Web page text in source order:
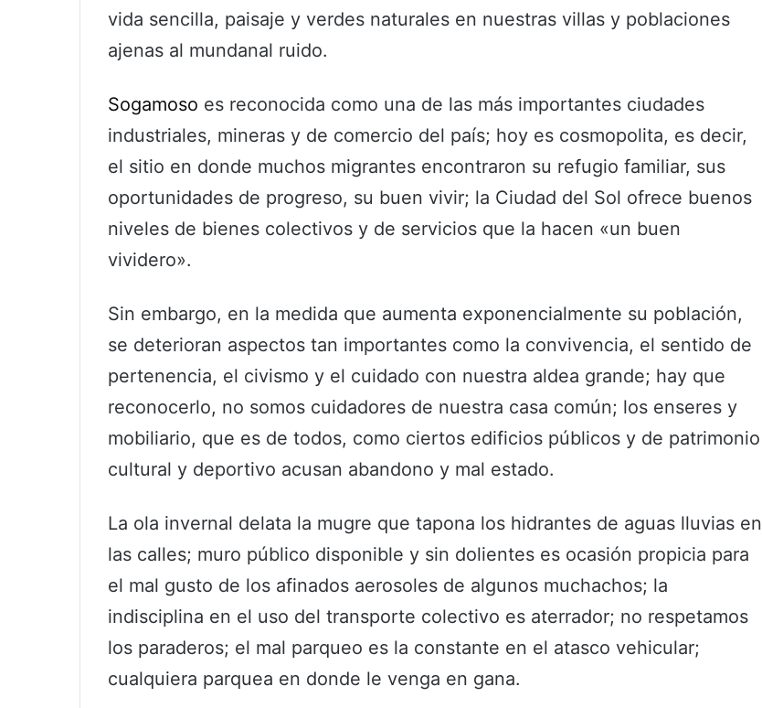
vida sencilla, paisaje y verdes naturales en nuestras villas y poblaciones
ajenas al mundanal ruido.
Sogamoso es reconocida como una de las más importantes ciudades
industriales, mineras y de comercio del país; hoy es cosmopolita, es decir,
el sitio en donde muchos migrantes encontraron su refugio familiar, sus
oportunidades de progreso, su buen vivir; la Ciudad del Sol ofrece buenos
niveles de bienes colectivos y de servicios que la hacen «un buen
vividero».
Sin embargo, en la medida que aumenta exponencialmente su población,
se deterioran aspectos tan importantes como la convivencia, el sentido de
pertenencia, el civismo y el cuidado con nuestra aldea grande; hay que
reconocerlo, no somos cuidadores de nuestra casa común; los enseres y
mobiliario, que es de todos, como ciertos edificios públicos y de patrimonio
cultural y deportivo acusan abandono y mal estado.
La ola invernal delata la mugre que tapona los hidrantes de aguas lluvias en
las calles; muro público disponible y sin dolientes es ocasión propicia para
el mal gusto de los afinados aerosoles de algunos muchachos; la
indisciplina en el uso del transporte colectivo es aterrador; no respetamos
los paraderos; el mal parqueo es la constante en el atasco vehicular;
cualquiera parquea en donde le venga en gana.